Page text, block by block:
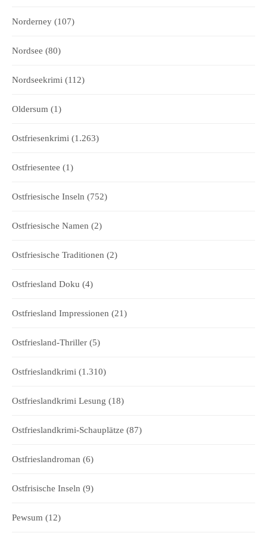
Norderney (107)
Nordsee (80)
Nordseekrimi (112)
Oldersum (1)
Ostfriesenkrimi (1.263)
Ostfriesentee (1)
Ostfriesische Inseln (752)
Ostfriesische Namen (2)
Ostfriesische Traditionen (2)
Ostfriesland Doku (4)
Ostfriesland Impressionen (21)
Ostfriesland-Thriller (5)
Ostfrieslandkrimi (1.310)
Ostfrieslandkrimi Lesung (18)
Ostfrieslandkrimi-Schauplätze (87)
Ostfrieslandroman (6)
Ostfrisische Inseln (9)
Pewsum (12)